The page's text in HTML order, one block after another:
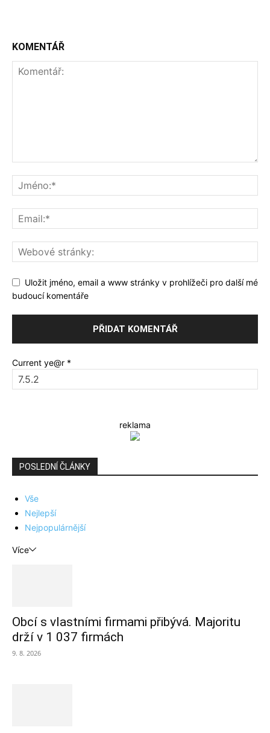
KOMENTÁŘ
Uložit jméno, email a www stránky v prohlížeči pro další mé
budoucí komentáře
Current ye@r *
reklama
POSLEDNÍ ČLÁNKY
Vše
Nejlepší
Nejpopulárnější
Více
Obcí s vlastními firmami přibývá. Majoritu
drží v 1 037 firmách
9. 8. 2026